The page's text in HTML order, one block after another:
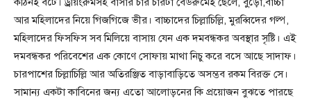
আর মহিলাদের নিয়ে গিজগিজে ভীর। বাচ্চাদের চিল্লাচিল্লি, মুরব্বিদের গল্প,
মহিলাদের ফিসফিস সব মিলিয়ে বাসায় যেন এক দমবন্ধকর অবস্থার সৃষ্টি। এই
দমবন্ধকর পরিবেশের এক কোণে সোফায় মাথা নিচু করে বসে আছে সাদাফ।
চারপাশের চিল্লাচিল্লি আর অতিরঞ্জিত বাড়াবাড়িতে অসম্ভব রকম বিরক্ত সে।
সামান্য একটা কাবিনের জন্য এতো আলোড়নের কি প্রয়োজন বুঝতে পারছে